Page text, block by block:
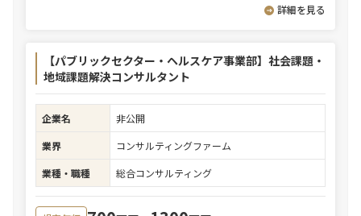
詳細を見る
【パブリックセクター・ヘルスケア事業部】社会課題・
地域課題解決コンサルタント
企業名
非公開
業界
コンサルティングファーム
業種・職種
総合コンサルティング